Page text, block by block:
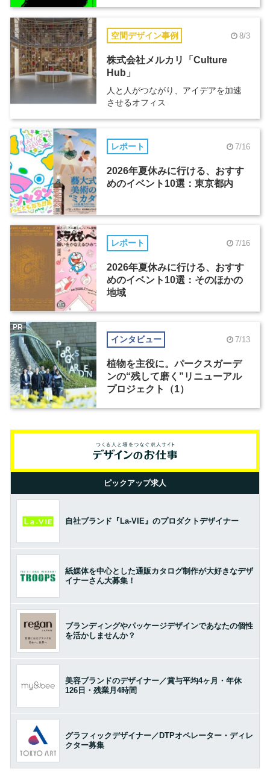
空間デザイン事例 8/3
株式会社メルカリ「Culture
Hub」
人と人がつながり、アイデアを加速
させるオフィス
レポート 7/16
2026年夏休みに行ける、おすす
めのイベント10選：東京都内
レポート 7/16
2026年夏休みに行ける、おすす
めのイベント10選：そのほかの
地域
インタビュー 7/13
植物を主役に。パークスガーデ
ンの“残して磨く”リニューアル
プロジェクト（1）
PR
ピックアップ求人
自社ブランド『La-VIE』のプロダクトデザイナー
紙媒体を中心とした通販カタログ制作が大好きなデザ
イナーさん大募集！
ブランディングやパッケージデザインであなたの個性
を活かしませんか？
美容ブランドのデザイナー／賞与平均4ヶ月・年休
126日・残業月4時間
グラフィックデザイナー／DTPオペレーター・ディレ
クター募集